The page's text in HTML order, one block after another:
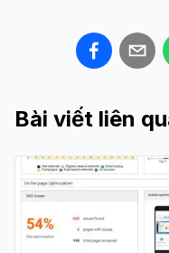
Bài viết liên